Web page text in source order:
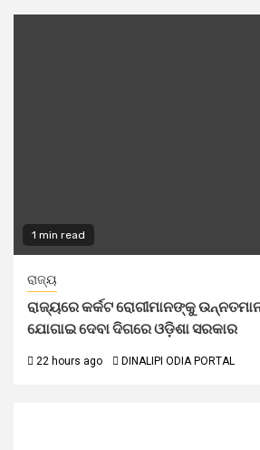
1 min read
ରାଜ୍ୟ
ରାଜ୍ୟରେ କର୍କଟ ରୋଗୀମାନଙ୍କୁ
ଯୋଗାଇ ଦେବା ଦିଗରେ ଓଡ଼ିଶା ସରକାର
22 hours ago DINALIPI ODIA PORTAL